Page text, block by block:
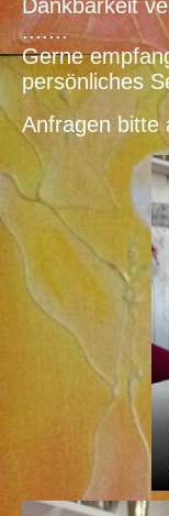
Dankbarkeit
.......
Gerne
persönliches
Anfragen bitte